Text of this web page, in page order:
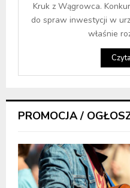
Kruk z Wągrowca.
do spraw inwestycji w
właśnie
PROMOCJA /